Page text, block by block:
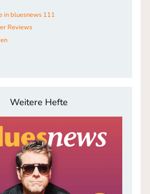
in bluesnews 111
Reviews
Weitere Hefte